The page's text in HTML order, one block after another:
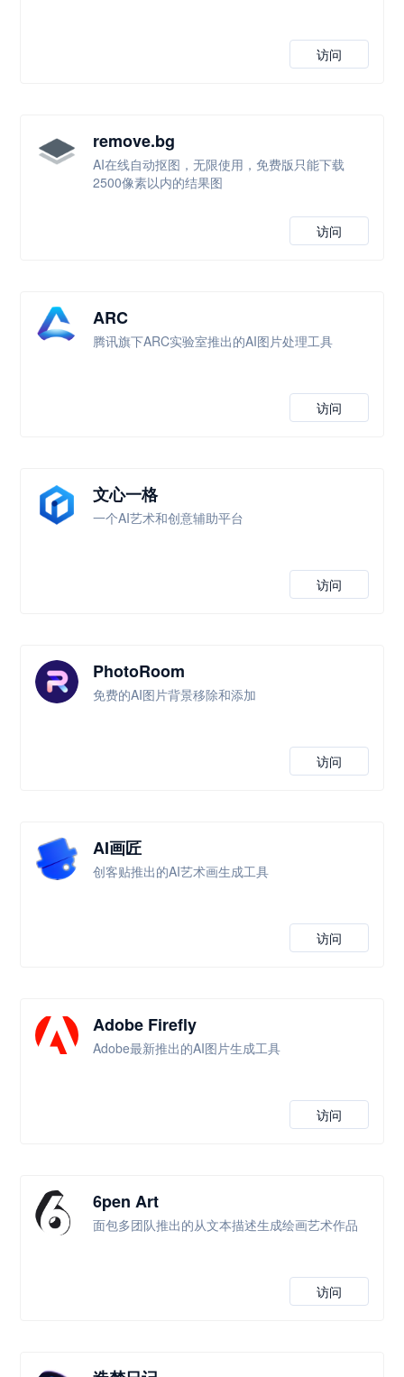
访问
remove.bg
AI在线自动抠图，无限使用，免费版只能下载
2500像素以内的结果图
访问
ARC
腾讯旗下ARC实验室推出的AI图片处理工具
访问
文心一格
一个AI艺术和创意辅助平台
访问
PhotoRoom
免费的AI图片背景移除和添加
访问
AI画匠
创客贴推出的AI艺术画生成工具
访问
Adobe Firefly
Adobe最新推出的AI图片生成工具
访问
6pen Art
面包多团队推出的从文本描述生成绘画艺术作品
访问